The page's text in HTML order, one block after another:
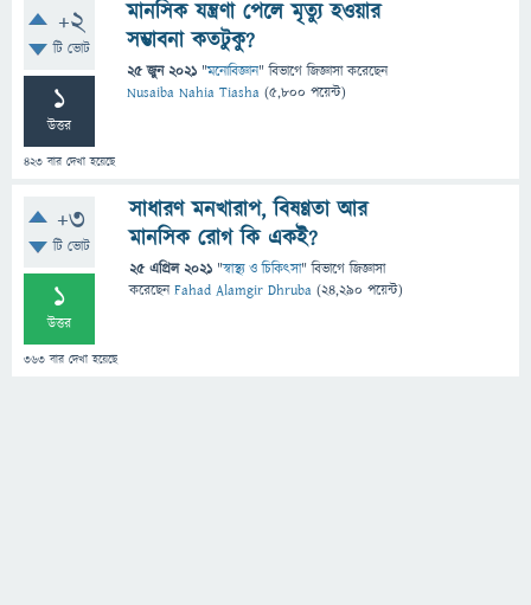
+2
টি ভোট
1
উত্তর
423 বার দেখা হয়েছে
মানসিক যন্ত্রণা পেলে মৃত্যু হওয়ার
সম্ভাবনা কতটুকু?
25 জুন 2021 "মনোবিজ্ঞান" বিভাগে জিজ্ঞাসাকরেছেন
Nusaiba Nahia Tiasha (5,800 পয়েন্ট)
+3
টি ভোট
1
উত্তর
363 বার দেখা হয়েছে
সাধারণ মনখারাপ, বিষণ্ণতা আর
মানসিক রোগ কি একই?
25 এপ্রিল 2021 "স্বাস্থ্য ও চিকিৎসা" বিভাগে জিজ্ঞাসা
করেছেনFahad Alamgir Dhruba (24,290 পয়েন্ট)